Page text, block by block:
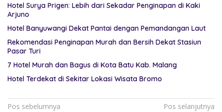
Hotel Surya Prigen: Lebih dari Sekadar Penginapan di Kaki
Arjuno
Hotel Banyuwangi Dekat Pantai dengan Pemandangan Laut
Rekomendasi Penginapan Murah dan Bersih Dekat Stasiun
Pasar Turi
7 Hotel Murah dan Bagus di Kota Batu Kab. Malang
Hotel Terdekat di Sekitar Lokasi Wisata Bromo
Pos sebelumnya
Pos selanjutnya